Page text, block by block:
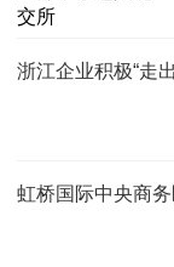
浙江企业积极“走
虹桥国际中央商